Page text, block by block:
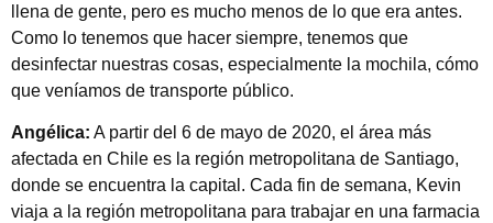
llena de gente, pero es mucho menos de lo que era antes.
Como lo tenemos que hacer siempre, tenemos que
desinfectar nuestras cosas, especialmente la mochila, cómo
que veníamos de transporte público.
Angélica: A partir del 6 de mayo de 2020, el área más
afectada en Chile es la región metropolitana de Santiago,
donde se encuentra la capital. Cada fin de semana, Kevin
viaja a la región metropolitana para trabajar en una farmacia